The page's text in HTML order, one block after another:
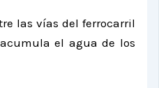
las vías del ferrocarril
el agua de los